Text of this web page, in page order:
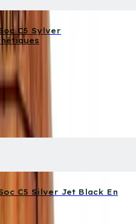
C5 Sylver
C5 Silver Jet Black En